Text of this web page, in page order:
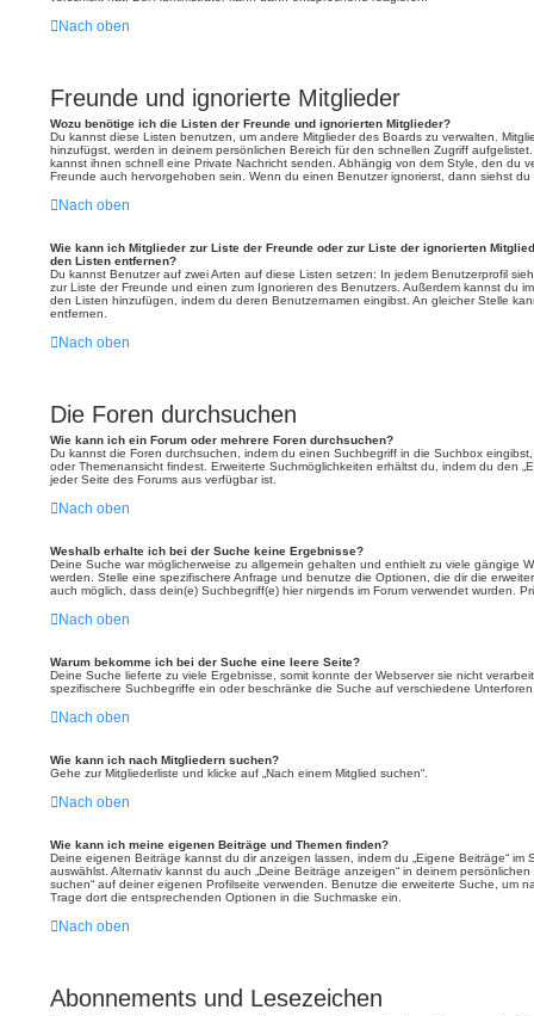
Nach oben
Freunde und ignorierte Mitglieder
Wozu benötige ich die Listen der Freunde und ignorierten Mitglieder?
Du kannst diese Listen benutzen, um andere Mitglieder des Boards zu verwalten.
hinzufügst, werden in deinem persönlichen Bereich für den schnellen Zugriff
kannst ihnen schnell eine Private Nachricht senden. Abhängig von dem Style, den du
Freunde auch hervorgehoben sein. Wenn du einen Benutzer ignorierst, dann siehst
Nach oben
Wie kann ich Mitglieder zur Liste der Freunde oder zur Liste der ignorierten
den Listen entfernen?
Du kannst Benutzer auf zwei Arten auf diese Listen setzen: In jedem Benutzerprofil
zur Liste der Freunde und einen zum Ignorieren des Benutzers. Außerdem kannst du
den Listen hinzufügen, indem du deren Benutzernamen eingibst. An gleicher Stelle
entfernen.
Nach oben
Die Foren durchsuchen
Wie kann ich ein Forum oder mehrere Foren durchsuchen?
Du kannst die Foren durchsuchen, indem du einen Suchbegriff in die Suchbox
oder Themenansicht findest. Erweiterte Suchmöglichkeiten erhältst du, indem du den
jeder Seite des Forums aus verfügbar ist.
Nach oben
Weshalb erhalte ich bei der Suche keine Ergebnisse?
Deine Suche war möglicherweise zu allgemein gehalten und enthielt zu viele gängige
werden. Stelle eine spezifischere Anfrage und benutze die Optionen, die dir die
auch möglich, dass dein(e) Suchbegriff(e) hier nirgends im Forum verwendet wurden.
Nach oben
Warum bekomme ich bei der Suche eine leere Seite?
Deine Suche lieferte zu viele Ergebnisse, somit konnte der Webserver sie nicht
spezifischere Suchbegriffe ein oder beschränke die Suche auf verschiedene
Nach oben
Wie kann ich nach Mitgliedern suchen?
Gehe zur Mitgliederliste und klicke auf „Nach einem Mitglied suchen“.
Nach oben
Wie kann ich meine eigenen Beiträge und Themen finden?
Deine eigenen Beiträge kannst du dir anzeigen lassen, indem du „Eigene Beiträge“ im
auswählst. Alternativ kannst du auch „Deine Beiträge anzeigen“ in deinem
suchen“ auf deiner eigenen Profilseite verwenden. Benutze die erweiterte Suche, um
Trage dort die entsprechenden Optionen in die Suchmaske ein.
Nach oben
Abonnements und Lesezeichen